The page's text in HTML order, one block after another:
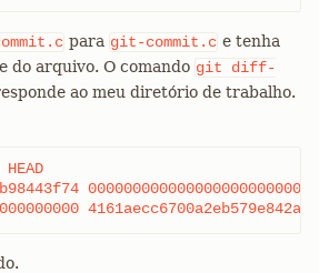
para git-commit.c e tenha
do arquivo. O comando git
diff-
ao meu diretório de trabalho.